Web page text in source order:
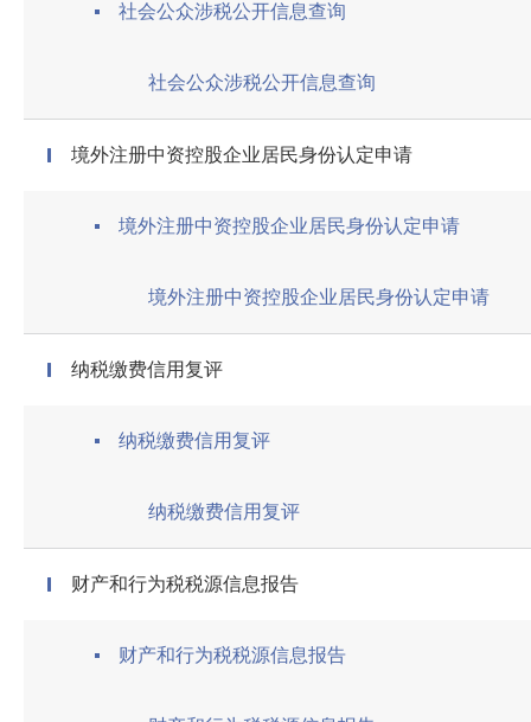
社会公众涉税公开信息查询
社会公众涉税公开信息查询
境外注册中资控股企业居民身份认定申请
境外注册中资控股企业居民身份认定申请
境外注册中资控股企业居民身份认定申请
纳税缴费信用复评
纳税缴费信用复评
纳税缴费信用复评
财产和行为税税源信息报告
财产和行为税税源信息报告